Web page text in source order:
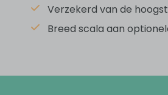
Stofzuiger
Strijkplank
Selfservice check-in
Verzekerd van de
Breed scala aan